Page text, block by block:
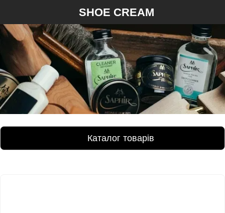
SHOE CREAM
Каталог товарів